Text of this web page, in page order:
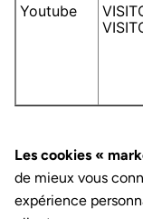
Youtube
Les cookies «
de mieux vous
expérience